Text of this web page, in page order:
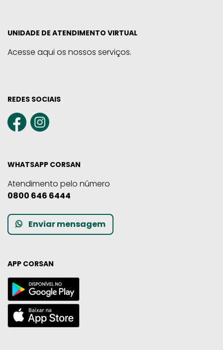
UNIDADE DE ATENDIMENTO VIRTUAL
Acesse aqui os nossos serviços.
REDES SOCIAIS
WHATSAPP CORSAN
Atendimento pelo número
0800 646 6444
Enviar mensagem
APP CORSAN